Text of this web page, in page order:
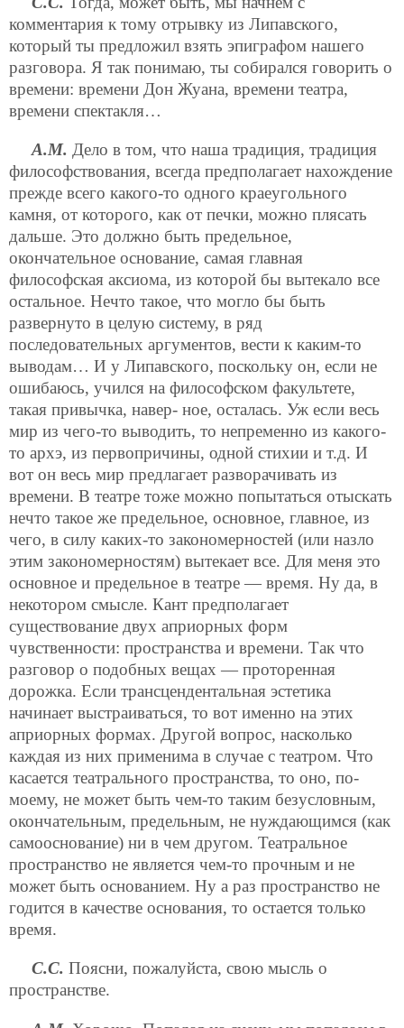
комментария к тому отрывку из Липавского,
который ты предложил взять эпиграфом нашего
разговора. Я так понимаю, ты собирался говорить о
времени: времени Дон Жуана, времени театра,
времени спектакля…
А.М. Дело в том, что наша традиция, традиция
философствования, всегда предполагает нахождение
прежде всего какого-то одного краеугольного
камня, от которого, как от печки, можно плясать
дальше. Это должно быть предельное,
окончательное основание, самая главная
философская аксиома, из которой бы вытекало все
остальное. Нечто такое, что могло бы быть
развернуто в целую систему, в ряд
последовательных аргументов, вести к каким-то
выводам… И у Липавского, поскольку он, если не
ошибаюсь, учился на философском факультете,
такая привычка, навер- ное, осталась. Уж если весь
мир из чего-то выводить, то непременно из какого-
то архэ, из первопричины, одной стихии и т.д. И
вот он весь мир предлагает разворачивать из
времени. В театре тоже можно попытаться отыскать
нечто такое же предельное, основное, главное, из
чего, в силу каких-то закономерностей (или назло
этим закономерностям) вытекает все. Для меня это
основное и предельное в театре — время. Ну да, в
некотором смысле. Кант предполагает
существование двух априорных форм
чувственности: пространства и времени. Так что
разговор о подобных вещах — проторенная
дорожка. Если трансцендентальная эстетика
начинает выстраиваться, то вот именно на этих
априорных формах. Другой вопрос, насколько
каждая из них применима в случае с театром. Что
касается театрального пространства, то оно, по-
моему, не может быть чем-то таким безусловным,
окончательным, предельным, не нуждающимся (как
самооснование) ни в чем другом. Театральное
пространство не является чем-то прочным и не
может быть основанием. Ну а раз пространство не
годится в качестве основания, то остается только
время.
С.С. Поясни, пожалуйста, свою мысль о
пространстве.